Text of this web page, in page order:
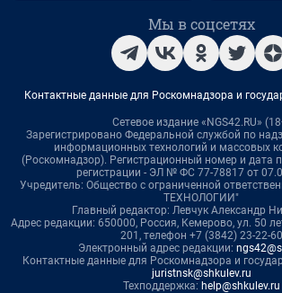
Мы в соцсетях
Контактные данные для Роскомнадзора и
Сетевое издание «NGS42.RU»
Зарегистрировано Федеральной службой по
информационных технологий и массовых
(Роскомнадзор). Регистрационный номер и дата
регистрации - ЭЛ № ФС 77-78817 от
Учредитель: Общество с ограниченной
ТЕХНОЛОГИИ"
Главный редактор: Левчук Александр
Адрес редакции: 650000, Россия, Кемерово, ул. 50
201, телефон +7 (3842) 23-22-60
Электронный адрес редакции:
Контактные данные для Роскомнадзора и
juristnsk@shkulev.ru
Техподдержка: help@shkulev.ru